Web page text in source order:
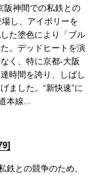
阪神間での私鉄との
し、アイボリーを
た塗色により「ブル
。デッドヒートを演
く、特に京都-大阪
時間を誇り、しばし
ました。“新快速”に
本線...
鉄との競争のため、